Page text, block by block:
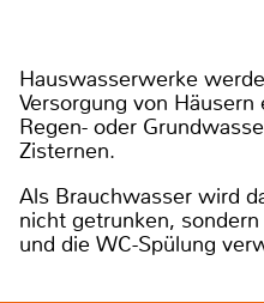
Hauswasserwerke
Versorgung von
Regen- oder
Zisternen.
Als Brauchwasser wird
nicht getrunken,
und die WC-Spülung